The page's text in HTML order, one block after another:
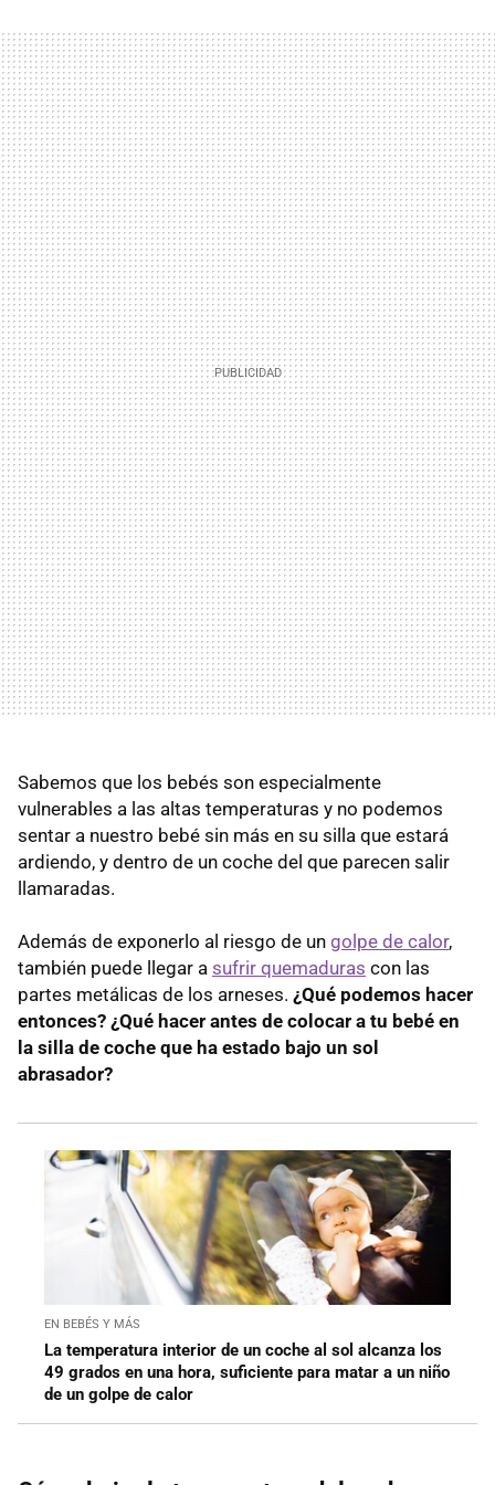
Sabemos que los bebés son especialmente
vulnerables a las altas temperaturas y no podemos
sentar a nuestro bebé sin más en su silla que estará
ardiendo, y dentro de un coche del que parecen salir
llamaradas.
Además de exponerlo al riesgo de un golpe de calor,
también puede llegar a sufrir quemaduras con las
partes metálicas de los arneses. ¿Qué podemos hacer
entonces? ¿Qué hacer antes de colocar a tu bebé en
la silla de coche que ha estado bajo un sol
abrasador?
EN BEBÉS Y MÁS
La temperatura interior de un coche al sol alcanza los
49 grados en una hora, suficiente para matar a un niño
de un golpe de calor